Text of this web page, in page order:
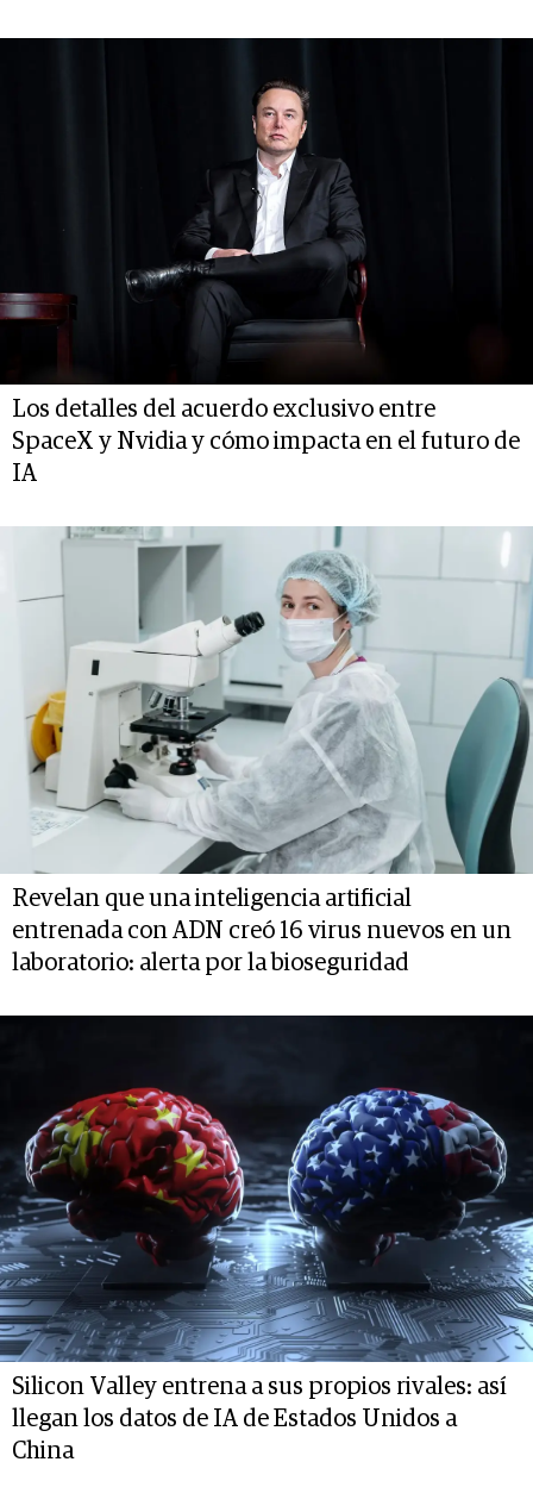
Los detalles del acuerdo exclusivo entre
SpaceX y Nvidia y cómo impacta en el futuro de
IA
Revelan que una inteligencia artificial
entrenada con ADN creó 16 virus nuevos en un
laboratorio: alerta por la bioseguridad
Silicon Valley entrena a sus propios rivales: así
llegan los datos de IA de Estados Unidos a
China